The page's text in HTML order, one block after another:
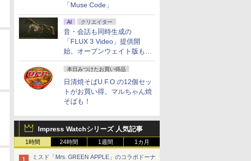
「Muse Code」
AI クリエイター
音・会話も同時生成の
「FLUX 3 Video」提供開
始。オープンウェイト版も計
画
本日みつけたお買い得品
日清焼そばU.F.O.の12個セッ
トがお買い得。マルちゃん焼
そばも！
Impress Watchシリーズ 人気記事
1時間 24時間 1週間 1カ月
ミスド「Mrs. GREEN APPLE」のコラボドーナ